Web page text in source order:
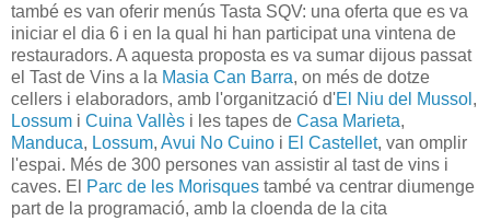
també es van oferir menús Tasta SQV: una oferta que es va
iniciar el dia 6 i en la qual hi han participat una vintena de
restauradors. A aquesta proposta es va sumar dijous passat
el Tast de Vins a la Masia Can Barra, on més de dotze
cellers i elaboradors, amb l'organització d'El Niu del Mussol ,
Lossum i Cuina Vallès i les tapes de Casa Marieta,
Manduca, Lossum, Avui No Cuino i El Castellet, van omplir
l'espai. Més de 300 persones van assistir al tast de vins i
caves. El
Parc de les Morisques també va centrar diumenge
part de la programació, amb la cloenda de la cita